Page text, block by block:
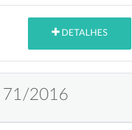
DETALHES
71/2016